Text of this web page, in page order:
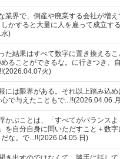
業界で、倒産や廃業する会社が増
しかすると大量に人を雇って成立す
水)
た結果はすべて数字に置き換えるこ
ることができるな。に行きつき、
火)
には限界がある。それ以上踏み込め
で与えたこともで...!!(2026.04.06.
かぶことは、「すべてがバランスよ
を自分自身に問いただすこと＋数
な。で...!!(2026.04.05.日)